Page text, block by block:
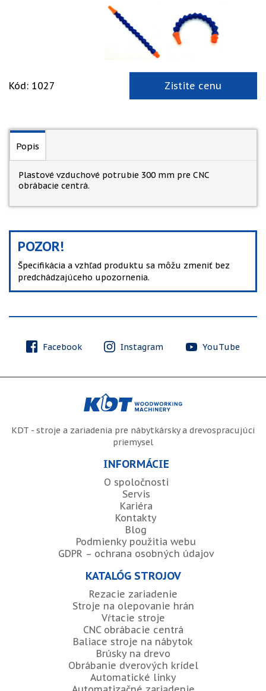
Kód: 1027 Zistite cenu
Popis
Plastové vzduchové potrubie 300 mm pre CNC
obrábacie centrá.
POZOR!
Špecifikácia a vzhľad produktu sa môžu zmeniť bez
predchádzajúceho upozornenia.
Facebook Instagram YouTube
KDT - stroje a zariadenia pre nábytkársky a drevospracujúci
priemysel
INFORMÁCIE
O spoločnosti
Servis
Kariéra
Kontakty
Blog
Podmienky použitia webu
GDPR – ochrana osobných údajov
KATALÓG STROJOV
Rezacie zariadenie
Stroje na olepovanie hrán
Vŕtacie stroje
CNC obrábacie centrá
Baliace stroje na nábytok
Brúsky na drevo
Obrábanie dverových krídel
Automatické linky